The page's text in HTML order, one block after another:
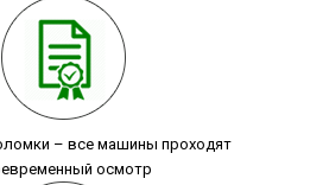
– все машины проходят
осмотр